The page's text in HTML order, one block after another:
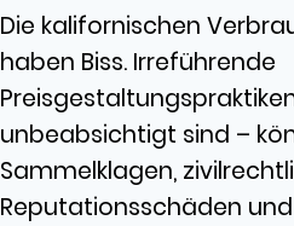
Die kalifornischen
haben Biss. Irreführende
unbeabsichtigt sind –
Sammelklagen,
Reputationsschäden